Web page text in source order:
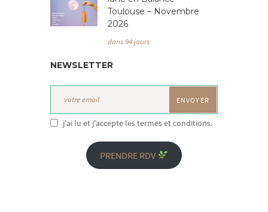
Toulouse – Novembre
2026
dans 94 jours
NEWSLETTER
j'ai lu et j'accepte les termes et conditions.
PRENDRE RDV